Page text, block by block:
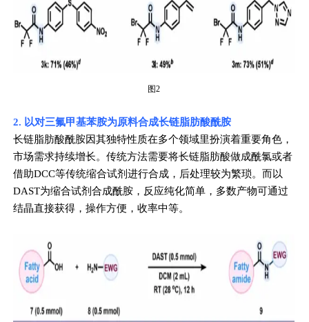
图2
2. 以对三氟甲基苯胺为原料合成长链脂肪酸酰胺
长链脂肪酸酰胺因其独特性质在多个领域里扮演着重要角色，
市场需求持续增长。传统方法需要将长链脂肪酸做成酰氯或者
借助DCC等传统缩合试剂进行合成，后处理较为繁琐。而以
DAST为缩合试剂合成酰胺，反应纯化简单，多数产物可通过
结晶直接获得，操作方便，收率中等。